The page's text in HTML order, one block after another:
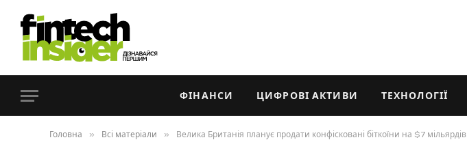
ФІНАНСИ ЦИФРОВІ АКТИВИ ТЕХНОЛОГІЇ
Головна » Всі матеріали » Велика Британія планує продати конфісковані біткоїни на $7 мільярдів